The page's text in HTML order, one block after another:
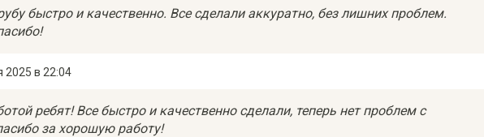
быстро и качественно. Все сделали аккуратно, без лишних проблем.
2025 в 22:04
ребят! Все быстро и качественно сделали, теперь нет проблем с
за хорошую работу!